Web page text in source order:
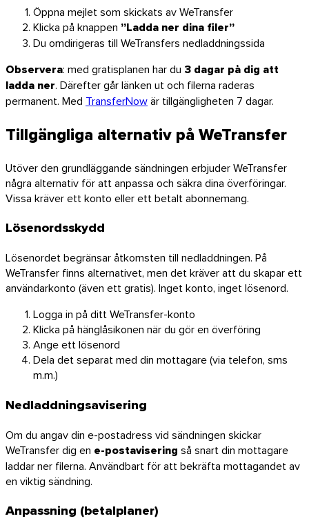
Firefox
Öppna mejlet som skickats av WeTransfer
Klicka på knappen ”Ladda ner dina filer”
Du omdirigeras till WeTransfers nedladdningssida
Observera: med gratisplanen har du 3 dagar på dig att
ladda ner. Därefter går länken ut och filerna raderas
permanent. Med TransferNowär tillgängligheten 7 dagar.
Tillgängliga alternativ på WeTransfer
Utöver den grundläggande sändningen erbjuder WeTransfer
några alternativ för att anpassa och säkra dina överföringar.
Vissa kräver ett konto eller ett betalt abonnemang.
Lösenordsskydd
Lösenordet begränsar åtkomsten till nedladdningen. På
WeTransfer finns alternativet, men det kräver att du skapar ett
användarkonto (även ett gratis). Inget konto, inget lösenord.
Logga in på ditt WeTransfer-konto
Klicka på hänglåsikonen när du gör en överföring
Ange ett lösenord
Dela det separat med din mottagare (via telefon, sms
m.m.)
Nedladdningsavisering
Om du angav din e-postadress vid sändningen skickar
WeTransfer dig en e-postavisering så snart din mottagare
laddar ner filerna. Användbart för att bekräfta mottagandet av
en viktig sändning.
Anpassning (betalplaner)